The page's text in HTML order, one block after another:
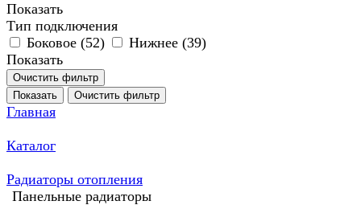
Показать
Тип подключения
Боковое (52) Нижнее (39)
Показать
Очистить фильтр
Показать
Очистить фильтр
Главная
Каталог
Радиаторы отопления
Панельные радиаторы